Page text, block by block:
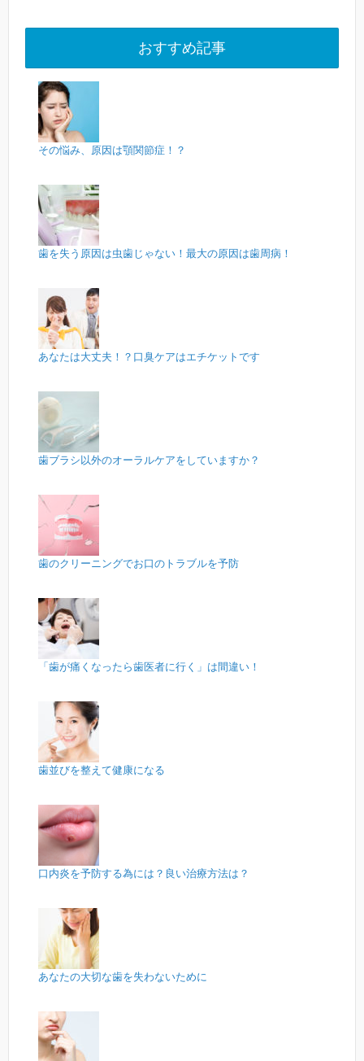
おすすめ記事
その悩み、原因は顎関節症！？
歯を失う原因は虫歯じゃない！最大の原因は歯周病！
あなたは大丈夫！？口臭ケアはエチケットです
歯ブラシ以外のオーラルケアをしていますか？
歯のクリーニングでお口のトラブルを予防
「歯が痛くなったら歯医者に行く」は間違い！
歯並びを整えて健康になる
口内炎を予防する為には？良い治療方法は？
あなたの大切な歯を失わないために